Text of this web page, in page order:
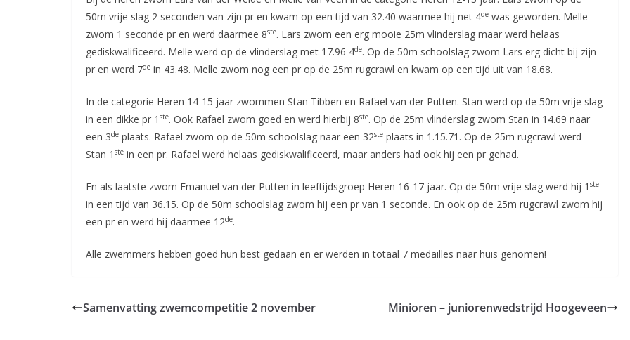
50m vrije slag 2 seconden van zijn pr en kwam op een tijd van 32.40 waarmee hij net 4de was geworden. Melle
zwom 1 seconde pr en werd daarmee 8ste. Lars zwom een erg mooie 25m vlinderslag maar werd helaas
gediskwalificeerd. Melle werd op de vlinderslag met 17.96 4de. Op de 50m schoolslag zwom Lars erg dicht bij zijn
pr en werd 7de in 43.48. Melle zwom nog een pr op de 25m rugcrawl en kwam op een tijd uit van 18.68.
In de categorie Heren 14-15 jaar zwommen Stan Tibben en Rafael van der Putten. Stan werd op de 50m vrije slag
in een dikke pr 1 ste. Ook Rafael zwom goed en werd hierbij 8ste. Op de 25m vlinderslag zwom Stan in 14.69 naar
een 3de plaats. Rafael zwom op de 50m schoolslag naar een 32ste plaats in 1.15.71. Op de 25m rugcrawl werd
Stan 1 ste in een pr. Rafael werd helaas gediskwalificeerd, maar anders had ook hij een pr gehad.
En als laatste zwom Emanuel van der Putten in leeftijdsgroep Heren 16-17 jaar. Op de 50m vrije slag werd hij 1 ste
in een tijd van 36.15. Op de 50m schoolslag zwom hij een pr van 1 seconde. En ook op de 25m rugcrawl zwom hij
een pr en werd hij daarmee 12de.
Alle zwemmers hebben goed hun best gedaan en er werden in totaal 7 medailles naar huis genomen!
Samenvatting zwemcompetitie 2 november Minioren – juniorenwedstrijd Hoogeveen